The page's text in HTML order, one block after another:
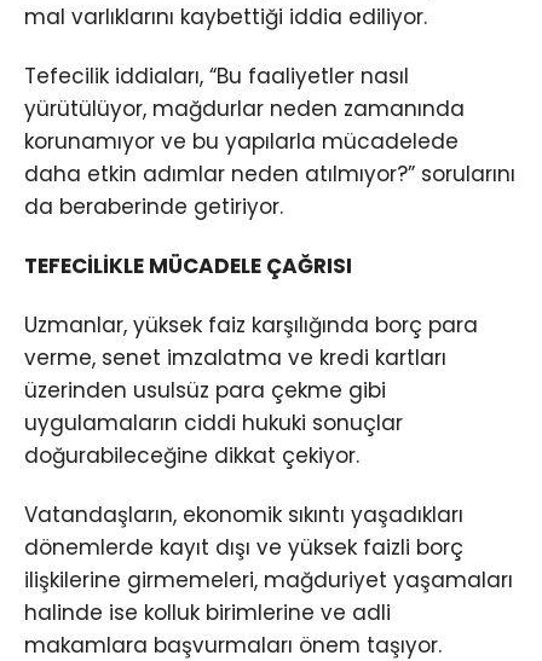
mal varlıklarını kaybettiği iddia ediliyor.
Tefecilik iddiaları, “Bu faaliyetler nasıl
yürütülüyor, mağdurlar neden zamanında
korunamıyor ve bu yapılarla mücadelede
daha etkin adımlar neden atılmıyor?” sorularını
da beraberinde getiriyor.
TEFECİLİKLE MÜCADELE ÇAĞRISI
Uzmanlar, yüksek faiz karşılığında borç para
verme, senet imzalatma ve kredi kartları
üzerinden usulsüz para çekme gibi
uygulamaların ciddi hukuki sonuçlar
doğurabileceğine dikkat çekiyor.
Vatandaşların, ekonomik sıkıntı yaşadıkları
dönemlerde kayıt dışı ve yüksek faizli borç
ilişkilerine girmemeleri, mağduriyet yaşamaları
halinde ise kolluk birimlerine ve adli
makamlara başvurmaları önem taşıyor.